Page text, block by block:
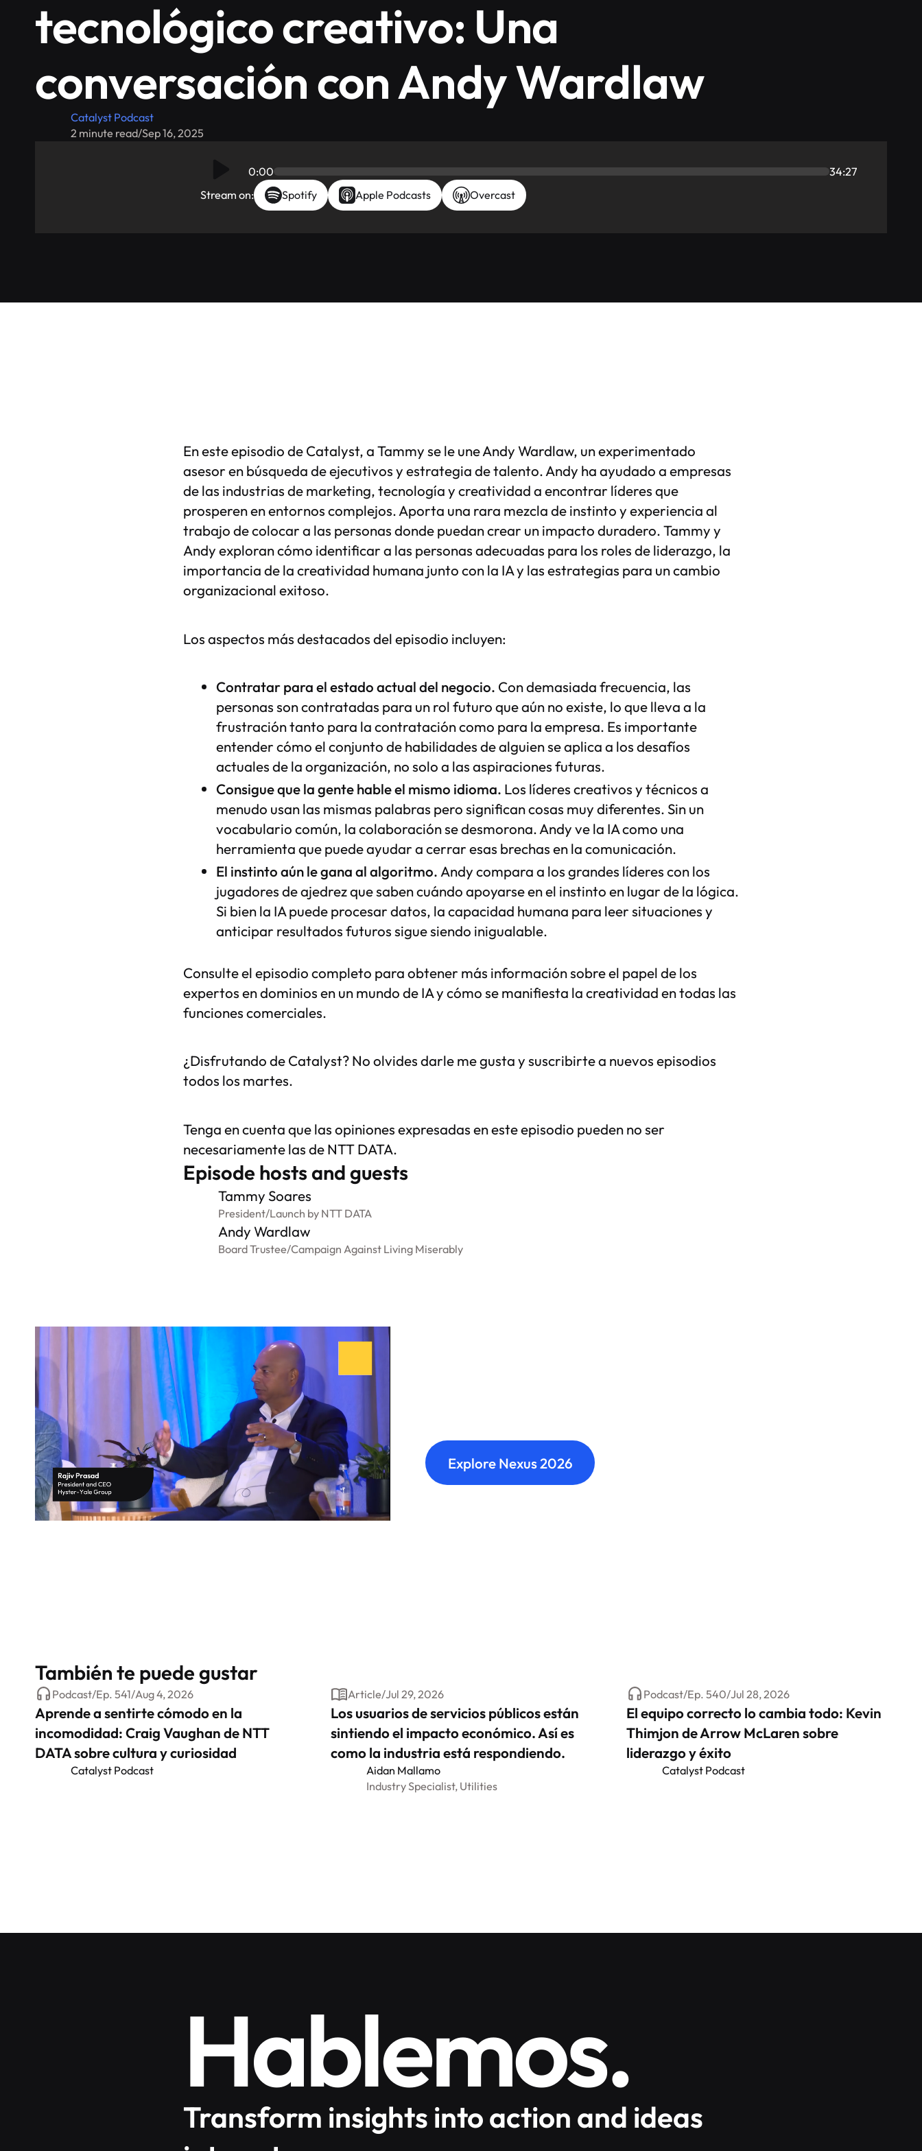
tecnológico creativo: Una
conversación con Andy Wardlaw
Catalyst Podcast
2 minute read/Sep 16, 2025
0:00
34:27
Stream on:
Spotify Apple Podcasts Overcast
En este episodio de Catalyst, a Tammy se le une Andy Wardlaw, un experimentado
asesor en búsqueda de ejecutivos y estrategia de talento. Andy ha ayudado a empresas
de las industrias de marketing, tecnología y creatividad a encontrar líderes que
prosperen en entornos complejos. Aporta una rara mezcla de instinto y experiencia al
trabajo de colocar a las personas donde puedan crear un impacto duradero. Tammy y
Andy exploran cómo identificar a las personas adecuadas para los roles de liderazgo, la
importancia de la creatividad humana junto con la IA y las estrategias para un cambio
organizacional exitoso.
Los aspectos más destacados del episodio incluyen:
Contratar para el estado actual del negocio. Con demasiada frecuencia, las
personas son contratadas para un rol futuro que aún no existe, lo que lleva a la
frustración tanto para la contratación como para la empresa. Es importante
entender cómo el conjunto de habilidades de alguien se aplica a los desafíos
actuales de la organización, no solo a las aspiraciones futuras.
Consigue que la gente hable el mismo idioma. Los líderes creativos y técnicos a
menudo usan las mismas palabras pero significan cosas muy diferentes. Sin un
vocabulario común, la colaboración se desmorona. Andy ve la IA como una
herramienta que puede ayudar a cerrar esas brechas en la comunicación.
El instinto aún le gana al algoritmo. Andy compara a los grandes líderes con los
jugadores de ajedrez que saben cuándo apoyarse en el instinto en lugar de la lógica.
Si bien la IA puede procesar datos, la capacidad humana para leer situaciones y
anticipar resultados futuros sigue siendo inigualable.
Consulte el episodio completo para obtener más información sobre el papel de los
expertos en dominios en un mundo de IA y cómo se manifiesta la creatividad en todas las
funciones comerciales.
¿Disfrutando de Catalyst? No olvides darle me gusta y suscribirte a nuevos episodios
todos los martes.
Tenga en cuenta que las opiniones expresadas en este episodio pueden no ser
necesariamente las de NTT DATA.
Episode hosts and guests
Tammy Soares
President/Launch by NTT DATA
Andy Wardlaw
Board Trustee/Campaign Against Living Miserably
Explore Nexus 2026
También te puede gustar
Podcast/Ep.541/Aug 4, 2026
Aprende a sentirte cómodo en la
incomodidad: Craig Vaughan de NTT
DATA sobre cultura y curiosidad
Catalyst Podcast
Article/Jul 29, 2026
Los usuarios de servicios públicos están
sintiendo el impacto económico. Así es
como la industria está respondiendo.
Aidan Mallamo
Industry Specialist, Utilities
Podcast/Ep. 540/Jul 28, 2026
El equipo correcto lo cambia todo: Kevin
Thimjon de Arrow McLaren sobre
liderazgo y éxito
Catalyst Podcast
Hablemos.
Transform insights into action and ideas